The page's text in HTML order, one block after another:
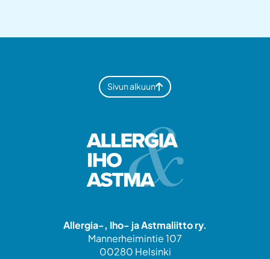
Sivun alkuun
Allergia-, Iho- ja Astmaliitto ry.
Mannerheimintie 107
00280 Helsinki